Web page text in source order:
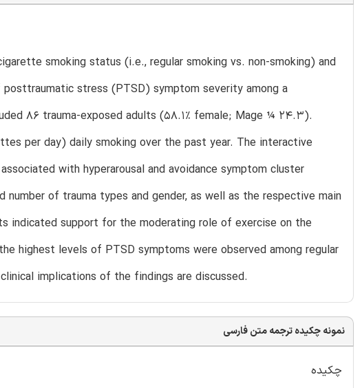
smoking status (i.e., regular smoking vs. non-smoking) and
stress (PTSD) symptom severity among a
86 trauma-exposed adults (58.1% female; Mage ¼ 24.3).
per day) daily smoking over the past year. The interactive
with hyperarousal and avoidance symptom cluster
of trauma types and gender, as well as the respective main
support for the moderating role of exercise on the
highest levels of PTSD symptoms were observed among regular
implications of the findings are discussed.
نمونه چکیده ترجمه متن فارسی
چکیده